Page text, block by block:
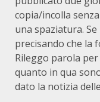
copia/incolla
una spaziatura.
precisando che la
Rileggo parola
quanto in qua
dato la notizia